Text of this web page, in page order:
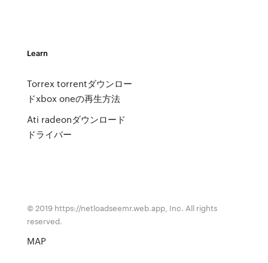
Learn
Torrex torrentダウンロー
ドxbox oneの再生方法
Ati radeonダウンロード
ドライバー
© 2019 https://netloadseemr.web.app, Inc. All rights
reserved.
MAP